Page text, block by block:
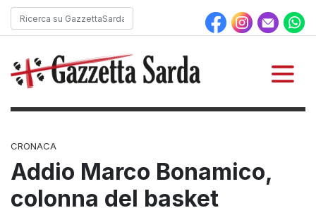
CRONACA
Addio Marco Bonamico,
colonna del basket